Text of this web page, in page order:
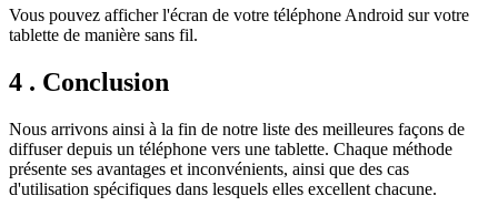
Vous pouvez afficher l'écran de votre téléphone Android sur votre
tablette de manière sans fil.
4 . Conclusion
Nous arrivons ainsi à la fin de notre liste des meilleures façons de
diffuser depuis un téléphone vers une tablette. Chaque méthode
présente ses avantages et inconvénients, ainsi que des cas
d'utilisation spécifiques dans lesquels elles excellent chacune.